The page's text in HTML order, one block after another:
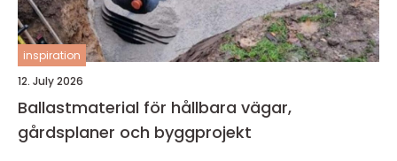
inspiration
12. July 2026
Ballastmaterial för hållbara vägar,
gårdsplaner och byggprojekt